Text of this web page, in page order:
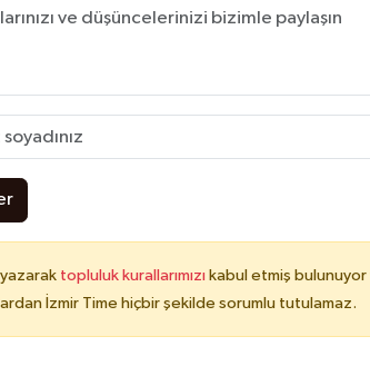
topluluk kurallarımızı kabul etmiş bulunuyor
İzmir Time hiçbir şekilde sorumlu tutulamaz.